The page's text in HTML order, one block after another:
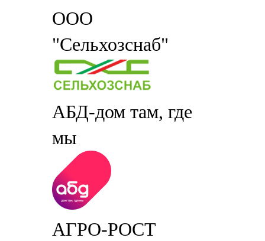
ООО
"Сельхозснаб"
АБД-дом там, где
мы
АГРО-РОСТ